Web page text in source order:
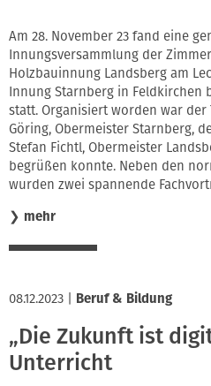
Innung
Am 28. November 23 fand eine
Innungsversammlung der
Holzbauinnung Landsberg am
Innung Starnberg in Feldkirchen
statt. Organisiert worden war der
Göring, Obermeister Starnberg,
Stefan Fichtl, Obermeister
begrüßen konnte. Neben den
wurden zwei spannende
❯ mehr
08.12.2023 Beruf & Bildung
„Die Zukunft ist
Unterricht